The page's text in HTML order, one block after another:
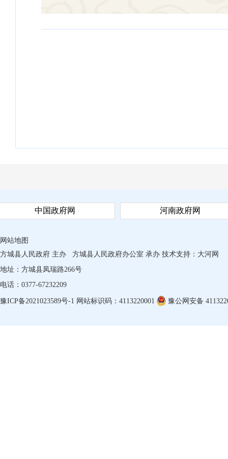
中国政府网 河南政府网
网站地图
方城县人民政府 主办
方城县人民政府办公室 承办 技术支持： 大河网
地址：方城县凤瑞路266号
电话：0377-67232209
豫ICP备2021023589号-1 网站标识码：4113220001 豫公网安备